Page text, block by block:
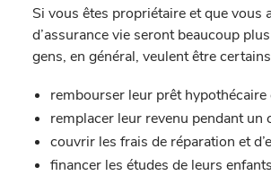
Si vous êtes propriétaire et que vous
d’assurance vie seront beaucoup
gens, en général, veulent être
rembourser leur prêt
remplacer leur revenu pendant un
couvrir les frais de réparation et
financer les études de leurs